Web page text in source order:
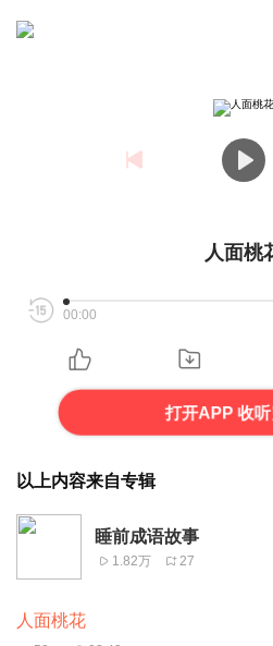
人面桃
00:00
打开APP 收
以上内容来自专辑
睡前成语故事
1.82万 27
人面桃花